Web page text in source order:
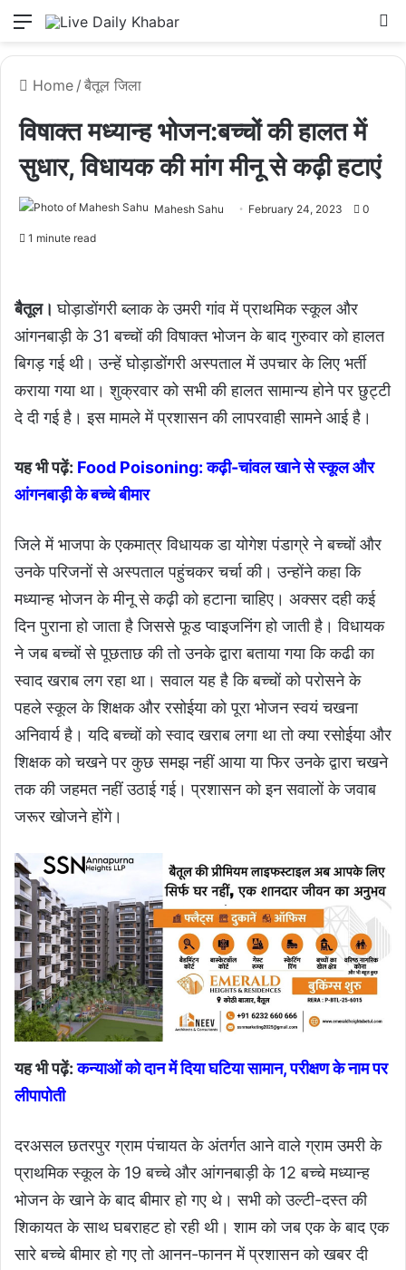
Menu
Home / बैतूल जिला
विषाक्त मध्यान्ह भोजन:बच्चों की हालत में
सुधार, विधायक की मांग मीनू से कढ़ी हटाएं
Mahesh Sahu February 24, 2023 0
1 minute read
बैतूल।घोड़ाडोंगरी ब्लाक के उमरी गांव में प्राथमिक स्कूल और
आंगनबाड़ी के 31 बच्चों की विषाक्त भोजन के बाद गुरुवार को हालत
बिगड़ गई थी। उन्हें घोड़ाडोंगरी अस्पताल में उपचार के लिए भर्ती
कराया गया था। शुक्रवार को सभी की हालत सामान्य होने पर छुट्टी
दे दी गई है। इस मामले में प्रशासन की लापरवाही सामने आई है।
यह भी पढ़ें: Food Poisoning: कढ़ी-चांवल खाने से स्कूल और
आंगनबाड़ी के बच्चे बीमार
जिले में भाजपा के एकमात्र विधायक डा योगेश पंडाग्रे ने बच्चों और
उनके परिजनों से अस्पताल पहुंचकर चर्चा की। उन्होंने कहा कि
मध्यान्ह भोजन के मीनू से कढ़ी को हटाना चाहिए। अक्सर दही कई
दिन पुराना हो जाता है जिससे फूड प्वाइजनिंग हो जाती है। विधायक
ने जब बच्चों से पूछताछ की तो उनके द्वारा बताया गया कि कढी का
स्वाद खराब लग रहा था। सवाल यह है कि बच्चों को पराेसने के
पहले स्कूल के शिक्षक और रसोईया को पूरा भोजन स्वयं चखना
अनिवार्य है। यदि बच्चों को स्वाद खराब लगा था तो क्या रसोईया और
शिक्षक को चखने पर कुछ समझ नहीं आया या फिर उनके द्वारा चखने
तक की जहमत नहीं उठाई गई। प्रशासन को इन सवालों के जवाब
जरूर खोजने होंगे।
यह भी पढ़ें:कन्याओं को दान में दिया घटिया सामान, परीक्षण के नाम पर
लीपापोती
दरअसल छतरपुर ग्राम पंचायत के अंतर्गत आने वाले ग्राम उमरी के
प्राथमिक स्कूल के 19 बच्चे और आंगनबाड़ी के 12 बच्चे मध्यान्ह
भोजन के खाने के बाद बीमार हो गए थे। सभी को उल्टी-दस्त की
शिकायत के साथ घबराहट हो रही थी। शाम को जब एक के बाद एक
सारे बच्चे बीमार हो गए तो आनन-फानन में प्रशासन को खबर दी